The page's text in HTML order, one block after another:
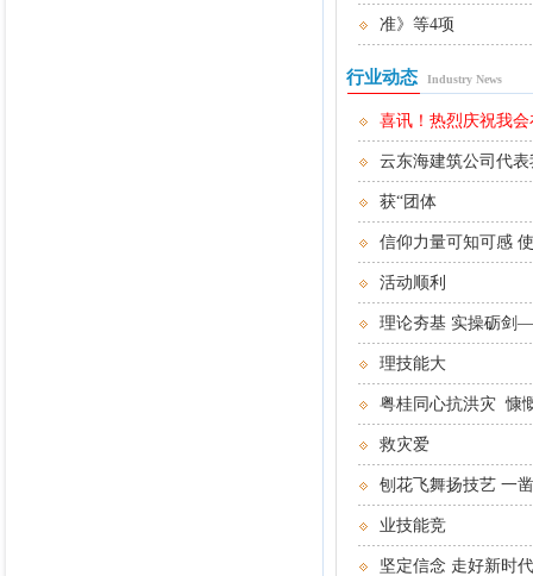
准》等4项
行业动态 Industry News
喜讯！热烈庆祝我会
云东海建筑公司代
获“团体
信仰力量可知可感
活动顺利
理论夯基 实操砺剑
理技能大
粤桂同心抗洪灾 慷
救灾爱
刨花飞舞扬技艺 一
业技能竞
坚定信念 走好新时